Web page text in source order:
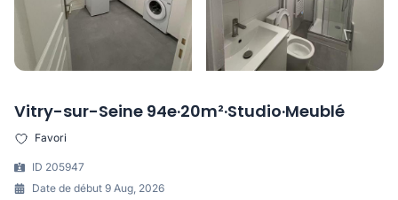
Vitry-sur-Seine 94e·20m²·Studio·Meublé
Favori
ID 205947
Date de début 9 Aug, 2026